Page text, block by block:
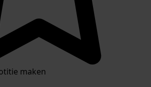
maken